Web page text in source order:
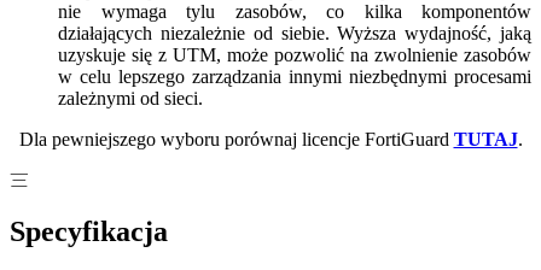
nie wymaga tylu zasobów, co kilka komponentów
działających niezależnie od siebie. Wyższa wydajność, jaką
uzyskuje się z UTM, może pozwolić na zwolnienie zasobów
w celu lepszego zarządzania innymi niezbędnymi procesami
zależnymi od sieci.
Dla pewniejszego wyboru porównaj licencje FortiGuard TUTAJ.
Specyfikacja